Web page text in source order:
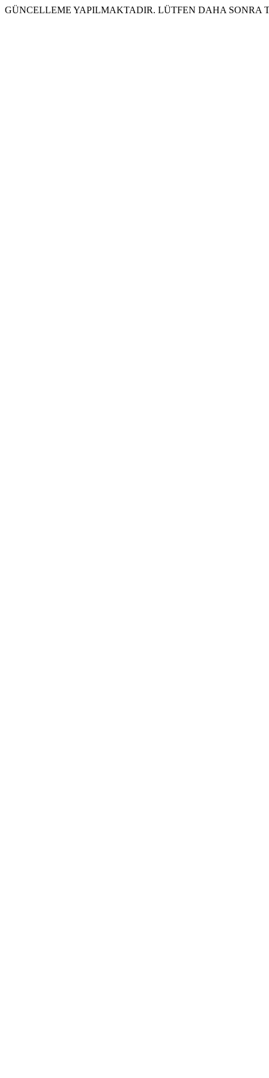
GÜNCELLEME YAPILMAKTADIR. LÜTFEN DAHA SONRA